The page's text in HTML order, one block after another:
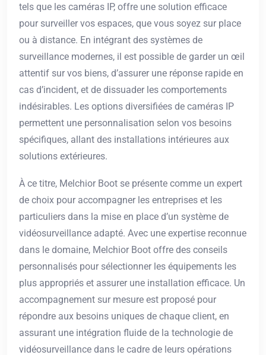
tels que les caméras IP, offre une solution efficace
pour surveiller vos espaces, que vous soyez sur place
ou à distance. En intégrant des systèmes de
surveillance modernes, il est possible de garder un œil
attentif sur vos biens, d’assurer une réponse rapide en
cas d’incident, et de dissuader les comportements
indésirables. Les options diversifiées de caméras IP
permettent une personnalisation selon vos besoins
spécifiques, allant des installations intérieures aux
solutions extérieures.
À ce titre, Melchior Boot se présente comme un expert
de choix pour accompagner les entreprises et les
particuliers dans la mise en place d’un système de
vidéosurveillance adapté. Avec une expertise reconnue
dans le domaine, Melchior Boot offre des conseils
personnalisés pour sélectionner les équipements les
plus appropriés et assurer une installation efficace. Un
accompagnement sur mesure est proposé pour
répondre aux besoins uniques de chaque client, en
assurant une intégration fluide de la technologie de
vidéosurveillance dans le cadre de leurs opérations